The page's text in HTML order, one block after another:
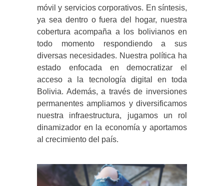
móvil y servicios corporativos. En síntesis,
ya sea dentro o fuera del hogar, nuestra
cobertura acompaña a los bolivianos en
todo momento respondiendo a sus
diversas necesidades. Nuestra política ha
estado enfocada en democratizar el
acceso a la tecnología digital en toda
Bolivia. Además, a través de inversiones
permanentes ampliamos y diversificamos
nuestra infraestructura, jugamos un rol
dinamizador en la economía y aportamos
al crecimiento del país.